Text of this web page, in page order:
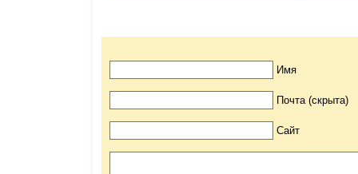
Имя
Почта (скрыта)
Сайт